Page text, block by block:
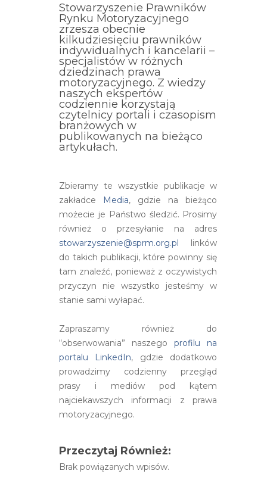
Stowarzyszenie Prawników
Rynku Motoryzacyjnego
zrzesza obecnie
kilkudziesięciu prawników
indywidualnych i kancelarii –
specjalistów w różnych
dziedzinach prawa
motoryzacyjnego. Z wiedzy
naszych ekspertów
codziennie korzystają
czytelnicy portali i czasopism
branżowych w
publikowanych na bieżąco
artykułach.
Zbieramy te wszystkie publikacje w
zakładce
Media, gdzie na bieżąco
możecie je Państwo śledzić. Prosimy
również o przesyłanie na adres
stowarzyszenie@sprm.org.pl linków
do takich publikacji, które powinny się
tam znaleźć, ponieważ z oczywistych
przyczyn nie wszystko jesteśmy w
stanie sami wyłapać.
Zapraszamy również do
“obserwowania” naszegoprofilu na
portalu LinkedIn, gdzie dodatkowo
prowadzimy codzienny przegląd
prasy i mediów pod kątem
najciekawszych informacji z prawa
motoryzacyjnego.
Przeczytaj Również:
Brak powiązanych wpisów.